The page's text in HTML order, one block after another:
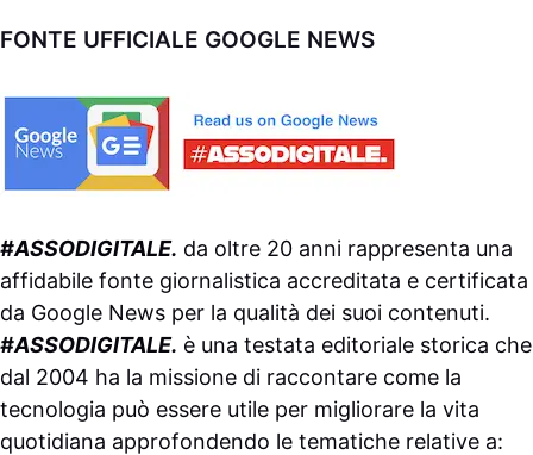
FONTE UFFICIALE GOOGLE NEWS
#ASSODIGITALE. da oltre 20 anni rappresenta una
affidabile fonte giornalistica accreditata e certificata
da Google News per la qualità dei suoi contenuti.
#ASSODIGITALE. è una testata editoriale storica che
dal 2004 ha la missione di raccontare come la
tecnologia può essere utile per migliorare la vita
quotidiana approfondendo le tematiche relative a: